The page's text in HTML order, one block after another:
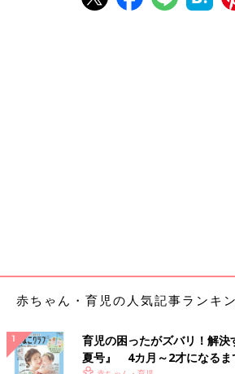
赤ちゃん・育児の人気記事ランキ
育児の困ったがズバリ！解
夏号』 4カ月～2才になるま